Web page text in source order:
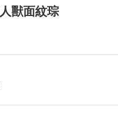
獸面紋琮